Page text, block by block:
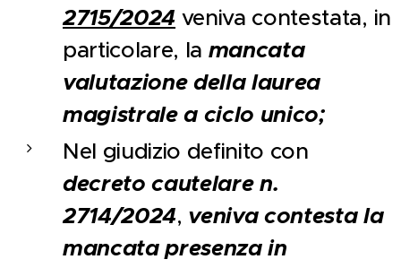
2715/2024 veniva contestata, in
particolare, la mancata
valutazione della laurea
magistrale a ciclo unico;
Nel giudizio definito con
decreto cautelare n.
2714/2024, veniva contesta la
mancata presenza in